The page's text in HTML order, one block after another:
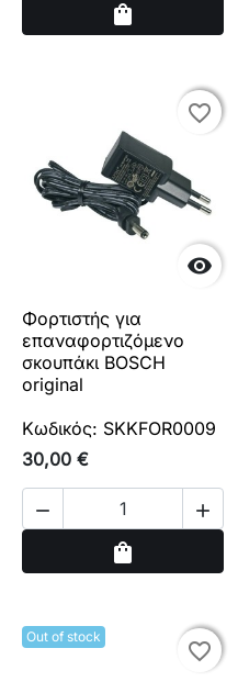
shopping_bag

favorite_border
favorite_border
Φορτιστής για
επαναφορτιζόμενο
σκουπάκι BOSCH
original
Κωδικός: SKKFOR0009
30,00 €
 
shopping_bag
Out of stock
favorite_border
favorite_border